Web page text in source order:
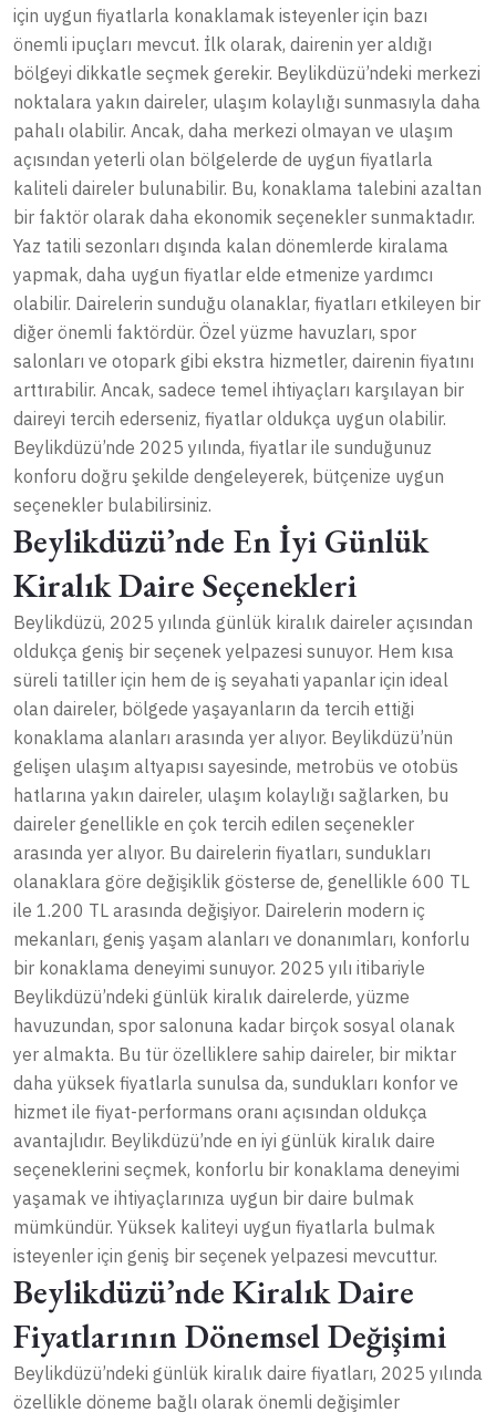
için uygun fiyatlarla konaklamak isteyenler için bazı
önemli ipuçları mevcut. İlk olarak, dairenin yer aldığı
bölgeyi dikkatle seçmek gerekir. Beylikdüzü’ndeki merkezi
noktalara yakın daireler, ulaşım kolaylığı sunmasıyla daha
pahalı olabilir. Ancak, daha merkezi olmayan ve ulaşım
açısından yeterli olan bölgelerde de uygun fiyatlarla
kaliteli daireler bulunabilir. Bu, konaklama talebini azaltan
bir faktör olarak daha ekonomik seçenekler sunmaktadır.
Yaz tatili sezonları dışında kalan dönemlerde kiralama
yapmak, daha uygun fiyatlar elde etmenize yardımcı
olabilir. Dairelerin sunduğu olanaklar, fiyatları etkileyen bir
diğer önemli faktördür. Özel yüzme havuzları, spor
salonları ve otopark gibi ekstra hizmetler, dairenin fiyatını
arttırabilir. Ancak, sadece temel ihtiyaçları karşılayan bir
daireyi tercih ederseniz, fiyatlar oldukça uygun olabilir.
Beylikdüzü’nde 2025 yılında, fiyatlar ile sunduğunuz
konforu doğru şekilde dengeleyerek, bütçenize uygun
seçenekler bulabilirsiniz.
Beylikdüzü’nde En İyi Günlük
Kiralık Daire Seçenekleri
Beylikdüzü, 2025 yılında günlük kiralık daireler açısından
oldukça geniş bir seçenek yelpazesi sunuyor. Hem kısa
süreli tatiller için hem de iş seyahati yapanlar için ideal
olan daireler, bölgede yaşayanların da tercih ettiği
konaklama alanları arasında yer alıyor. Beylikdüzü’nün
gelişen ulaşım altyapısı sayesinde, metrobüs ve otobüs
hatlarına yakın daireler, ulaşım kolaylığı sağlarken, bu
daireler genellikle en çok tercih edilen seçenekler
arasında yer alıyor. Bu dairelerin fiyatları, sundukları
olanaklara göre değişiklik gösterse de, genellikle 600 TL
ile 1.200 TL arasında değişiyor. Dairelerin modern iç
mekanları, geniş yaşam alanları ve donanımları, konforlu
bir konaklama deneyimi sunuyor. 2025 yılı itibariyle
Beylikdüzü’ndeki günlük kiralık dairelerde, yüzme
havuzundan, spor salonuna kadar birçok sosyal olanak
yer almakta. Bu tür özelliklere sahip daireler, bir miktar
daha yüksek fiyatlarla sunulsa da, sundukları konfor ve
hizmet ile fiyat-performans oranı açısından oldukça
avantajlıdır. Beylikdüzü’nde en iyi günlük kiralık daire
seçeneklerini seçmek, konforlu bir konaklama deneyimi
yaşamak ve ihtiyaçlarınıza uygun bir daire bulmak
mümkündür. Yüksek kaliteyi uygun fiyatlarla bulmak
isteyenler için geniş bir seçenek yelpazesi mevcuttur.
Beylikdüzü’nde Kiralık Daire
Fiyatlarının Dönemsel Değişimi
Beylikdüzü’ndeki günlük kiralık daire fiyatları, 2025 yılında
özellikle döneme bağlı olarak önemli değişimler